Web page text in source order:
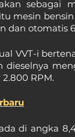
sebagai
mesin
dan otomatis
VVT-i
RPM.
di angka